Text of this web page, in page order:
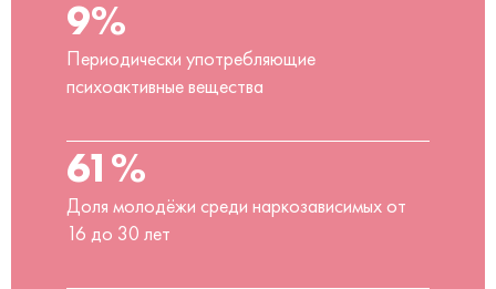
9%
Периодически употребляющие
психоактивные вещества
61%
Доля молодёжи среди наркозависимых от
16 до 30 лет